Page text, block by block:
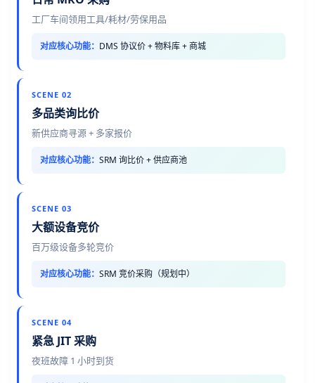
工厂车间领用工具/耗材/劳保用品
对应核心功能： DMS 协议价 + 物料库 + 商城
SCENE 02
多品类询比价
新供应商寻源 + 多家报价
对应核心功能： SRM 询比价 + 供应商池
SCENE 03
大额设备竞价
百万级设备多轮竞价
对应核心功能： SRM 竞价采购（规划中）
SCENE 04
紧急 JIT 采购
夜班故障 1 小时到货